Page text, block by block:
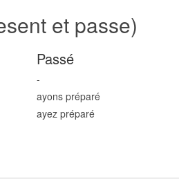
et passe)
Passé
-
ayons préparé
ayez préparé